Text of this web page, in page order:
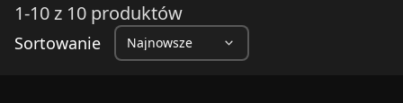
1-10 z 10 produktów
Sortowanie